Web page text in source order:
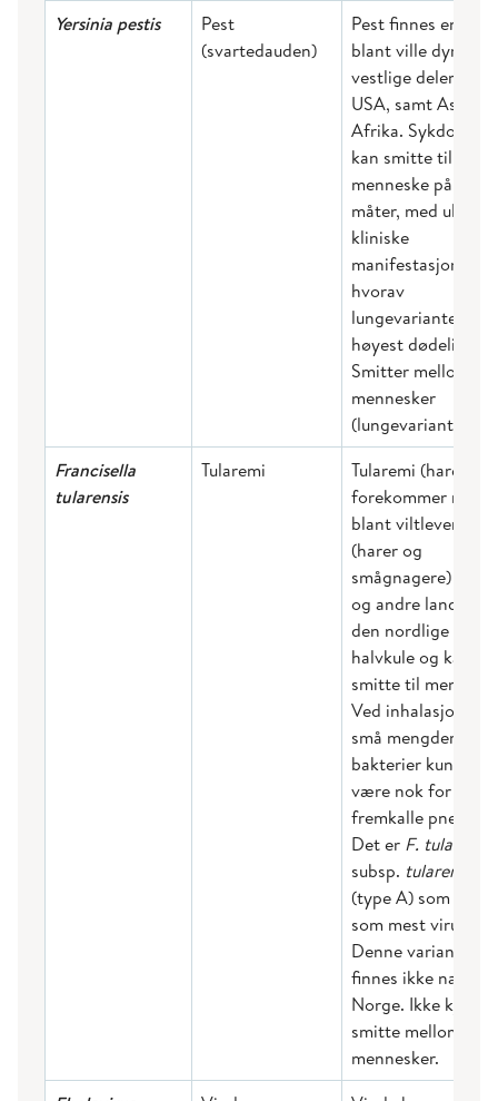
Yersinia pestis
Pest
(svartedauden)
Pest finnes
blant ville dyr i
vestlige deler av
USA, samt Asia og
Afrika.
kan smitte til
menneske på ulike
måter, med ulike
kliniske
manifestasjoner,
hvorav
lungevarianten har
høyest dødelighet.
Smitter mellom
mennesker
(lungevarianten).
Francisella
tularensis
Tularemi
Tularemi (harepest)
forekommer
blant viltlevende
(harer og
smågnagere) i
og andre land på
den nordlige
halvkule og kan
smitte til
Ved inhalasjon vil
små mengder
bakterier kunne
være nok for å
fremkalle
Det er F. tularensis
subsp. tularensis
(type A) som
som mest virulent.
Denne varianten
finnes ikke
Norge. Ikke kjent
smitte mellom
mennesker.